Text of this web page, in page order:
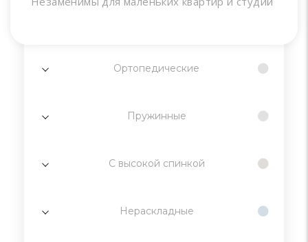
Ортопедические
Пружинные
С высокой спинкой
Нераскладные